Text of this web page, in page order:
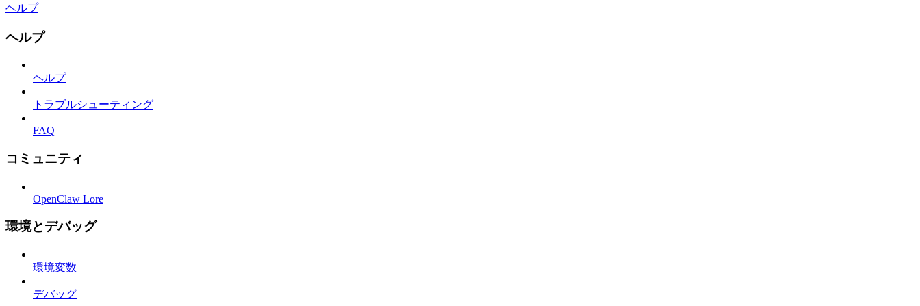
ヘルプ
ヘルプ
ヘルプ
トラブルシューティング
FAQ
コミュニティ
OpenClaw Lore
環境とデバッグ
環境変数
デバッグ